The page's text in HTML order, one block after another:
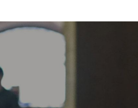
الرئيسيـة
القطاعـات